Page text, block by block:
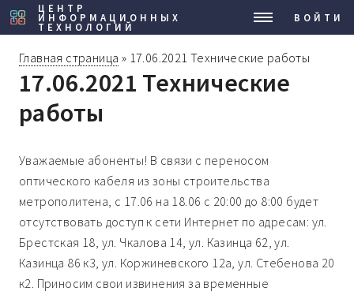
ЦЕНТР
ИНФОРМАЦИОННЫХ
ТЕХНОЛОГИЙ
МЕНЮ
ВОЙТИ
Главная страница » 17.06.2021 Технические работы
17.06.2021 Технические
работы
Уважаемые абоненты! В связи с переносом
оптического кабеля из зоны строительства
метрополитена, с 17.06 на 18.06 с 20:00 до 8:00 будет
отсутствовать доступ к сети Интернет по адресам: ул.
Брестская 18, ул. Чкалова 14, ул. Казинца 62, ул.
Казинца 86 к3, ул. Коржиневского 12а, ул. Стебенова 20
к2. Приносим свои извинения за временные